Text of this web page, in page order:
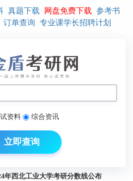
真题下载 网盘免费下载 参考书
订单查询 专业课学长招聘计划
资料 综合资讯
立即查询
年西北工业大学考研分数线公布